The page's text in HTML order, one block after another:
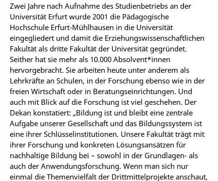
Zwei Jahre nach Aufnahme des Studienbetriebs an der
Universität Erfurt wurde 2001 die Pädagogische
Hochschule Erfurt-Mühlhausen in die Universität
eingegliedert und damit die Erziehungswissenschaftlichen
Fakultät als dritte Fakultät der Universität gegründet.
Seither hat sie mehr als 10.000 Absolvent*innen
hervorgebracht. Sie arbeiten heute unter anderem als
Lehrkräfte an Schulen, in der Forschung ebenso wie in der
freien Wirtschaft oder in Beratungseinrichtungen. Und
auch mit Blick auf die Forschung ist viel geschehen. Der
Dekan konstatiert: „Bildung ist und bleibt eine zentrale
Aufgabe unserer Gesellschaft und das Bildungssystem ist
eine ihrer Schlüsselinstitutionen. Unsere Fakultät trägt mit
ihrer Forschung und konkreten Lösungsansätzen für
nachhaltige Bildung bei – sowohl in der Grundlagen- als
auch der Anwendungsforschung. Wenn man sich nur
einmal die Themenvielfalt der Drittmittelprojekte anschaut,